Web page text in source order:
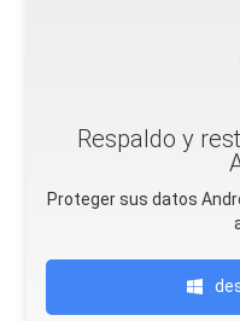
Respaldo y
Proteger sus datos